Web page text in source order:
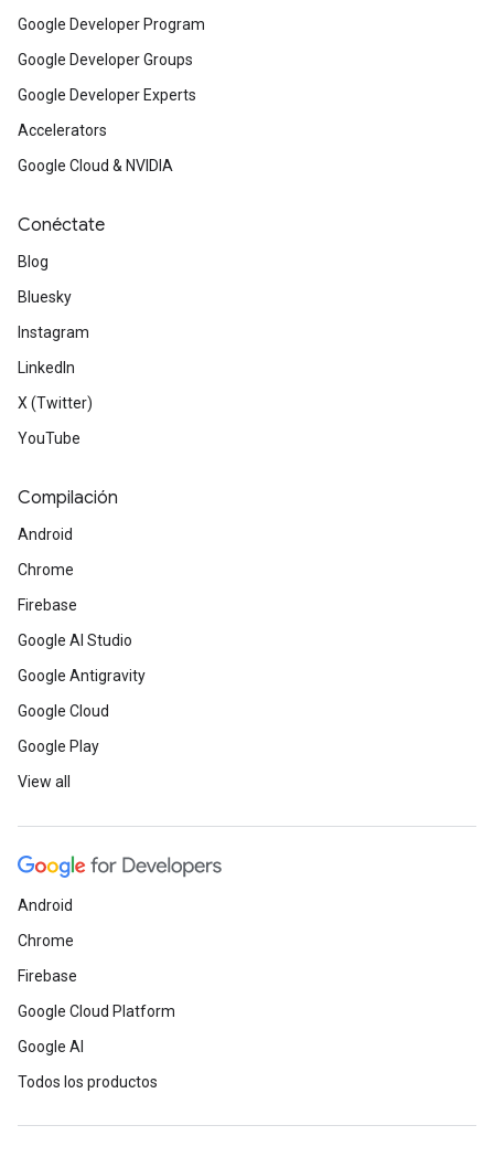
Google Developer Program
Google Developer Groups
Google Developer Experts
Accelerators
Google Cloud & NVIDIA
Conéctate
Blog
Bluesky
Instagram
LinkedIn
X (Twitter)
YouTube
Compilación
Android
Chrome
Firebase
Google AI Studio
Google Antigravity
Google Cloud
Google Play
View all
Android
Chrome
Firebase
Google Cloud Platform
Google AI
Todos los productos